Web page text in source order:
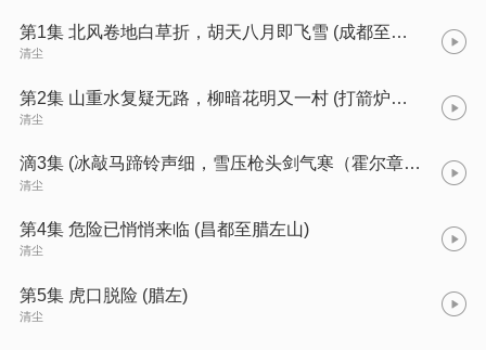
第1集 北风卷地白草折，胡天八月即飞雪 (成都至打箭炉)
清尘
第2集 山重水复疑无路，柳暗花明又一村 (打箭炉至道坞)
清尘
滴3集 (冰敲马蹄铃声细，雪压枪头剑气寒（霍尔章谷至昌都)
清尘
第4集 危险已悄悄来临 (昌都至腊左山)
清尘
第5集 虎口脱险 (腊左)
清尘